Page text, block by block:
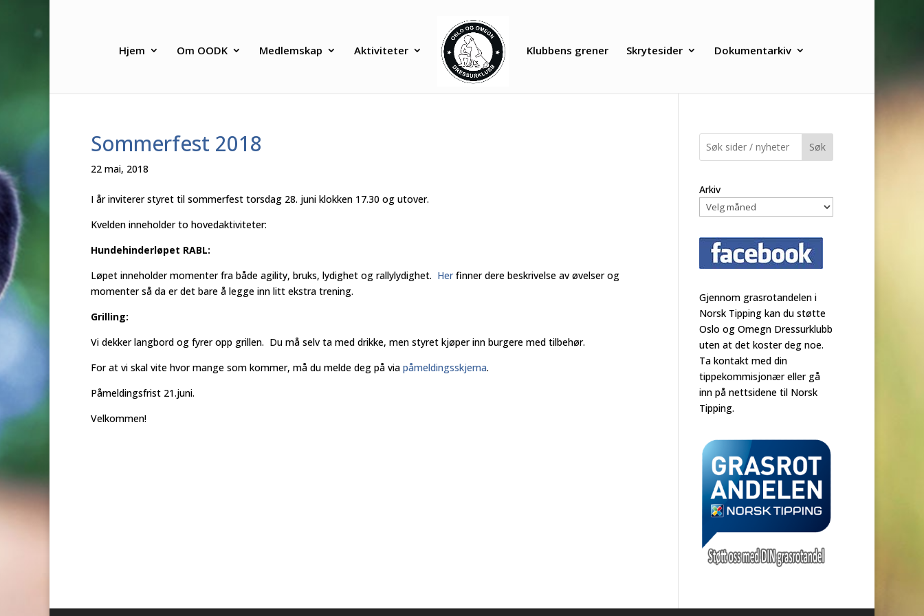
Hjem Om OODK Medlemskap Aktiviteter Klubbens grener Skrytesider Dokumentarkiv
Sommerfest 2018
22 mai, 2018
I år inviterer styret til sommerfest torsdag 28. juni klokken 17.30 og utover.
Kvelden inneholder to hovedaktiviteter:
Hundehinderløpet RABL:
Løpet inneholder momenter fra både agility, bruks, lydighet og rallylydighet. Herfinner dere beskrivelse av øvelser og
momenter så da er det bare å legge inn litt ekstra trening.
Grilling:
Vi dekker langbord og fyrer opp grillen. Du må selv ta med drikke, men styret kjøper inn burgere med tilbehør.
For at vi skal vite hvor mange som kommer, må du melde deg på via påmeldingsskjema.
Påmeldingsfrist 21.juni.
Velkommen!
Søk
Arkiv
Gjennom grasrotandelen i
Norsk Tipping kan du støtte
Oslo og Omegn Dressurklubb
uten at det koster deg noe.
Ta kontakt med din
tippekommisjonær eller gå
inn på nettsidene til Norsk
Tipping.